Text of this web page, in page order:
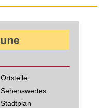
Ortsteile
Sehenswertes
Stadtplan